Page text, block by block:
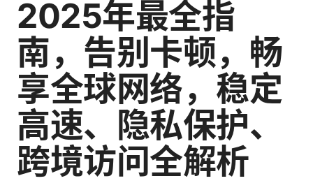
2025年最全指
南，告别卡顿，畅
享全球网络，稳定
高速、隐私保护、
跨境访问全解析